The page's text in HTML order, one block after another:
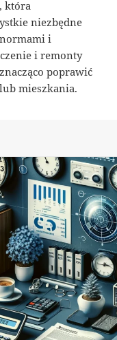
która
niezbędne
i
i remonty
poprawić
mieszkania.